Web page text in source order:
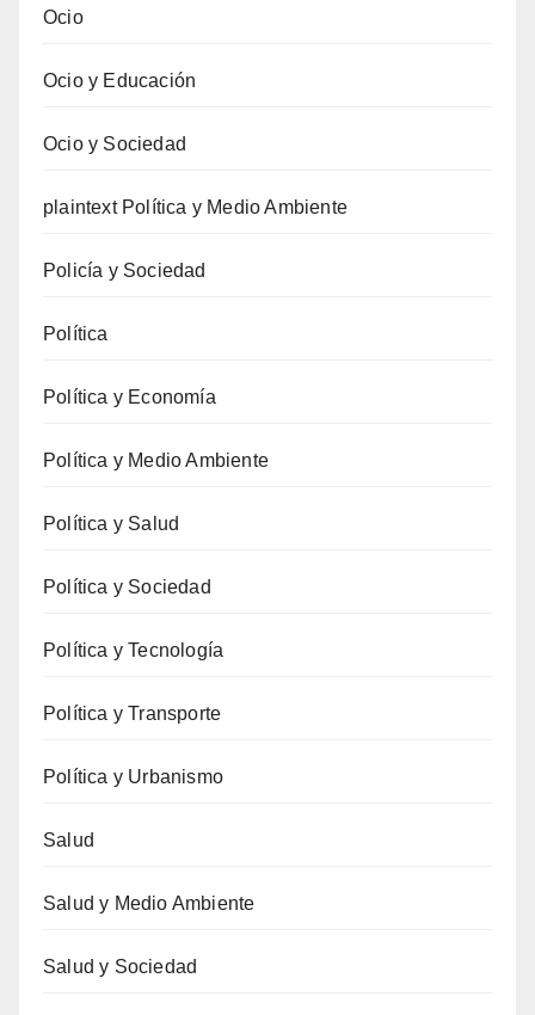
Ocio
Ocio y Educación
Ocio y Sociedad
plaintext Política y Medio Ambiente
Policía y Sociedad
Política
Política y Economía
Política y Medio Ambiente
Política y Salud
Política y Sociedad
Política y Tecnología
Política y Transporte
Política y Urbanismo
Salud
Salud y Medio Ambiente
Salud y Sociedad